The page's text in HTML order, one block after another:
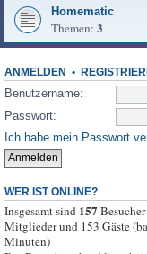
Homematic
Themen: 3
ANMELDEN •
Benutzername:
Passwort:
Ich habe mein Passwort
WER IST ONLINE?
Insgesamt sind 157
Mitglieder und 153 Gäste
Minuten)